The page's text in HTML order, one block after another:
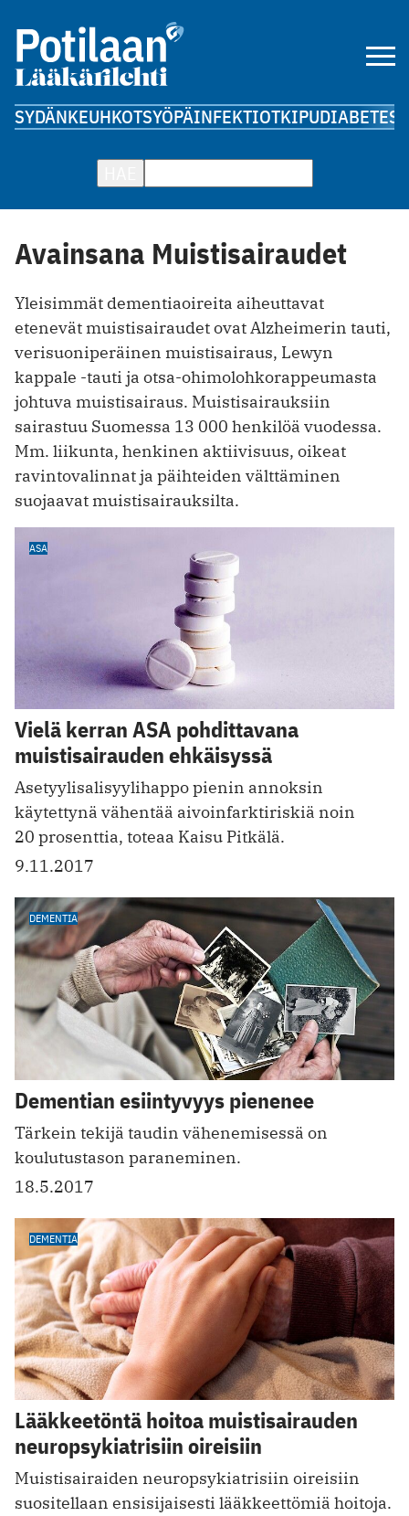
SYDÄNKEUHKOTSYÖPÄINFEKTIOTKIPUDIABETES
Avainsana Muistisairaudet
Yleisimmät dementiaoireita aiheuttavat
etenevät muistisairaudet ovat Alzheimerin tauti,
verisuoniperäinen muistisairaus, Lewyn
kappale -tauti ja otsa-ohimolohkorappeumasta
johtuva muistisairaus. Muistisairauksiin
sairastuu Suomessa 13 000 henkilöä vuodessa.
Mm. liikunta, henkinen aktiivisuus, oikeat
ravintovalinnat ja päihteiden välttäminen
suojaavat muistisairauksilta.
ASA
Vielä kerran ASA pohdittavana
muistisairauden ehkäisyssä
Asetyylisalisyylihappo pienin annoksin
käytettynä vähentää aivoinfarktiriskiä noin
20 prosenttia, toteaa Kaisu Pitkälä.
9.11.2017
DEMENTIA
Dementian esiintyvyys pienenee
Tärkein tekijä taudin vähenemisessä on
koulutustason paraneminen.
18.5.2017
DEMENTIA
Lääkkeetöntä hoitoa muistisairauden
neuropsykiatrisiin oireisiin
Muistisairaiden neuropsykiatrisiin oireisiin
suositellaan ensisijaisesti lääkkeettömiä hoitoja.